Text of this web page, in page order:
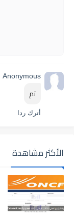
Anonymous
تم
أترك ردا
الأكثر مشاهدة